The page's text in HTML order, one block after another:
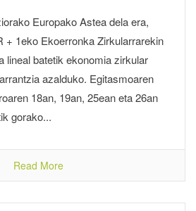
Europako Astea dela era,
+ 1eko Ekoerronka Zirkularrarekin
lineal batetik ekonomia zirkular
azalduko. Egitasmoaren
18an, 19an, 25ean eta 26an
gorako...
Read More